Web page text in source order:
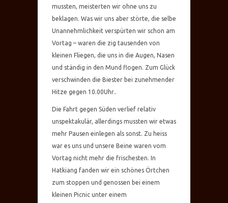
mussten, meisterten wir ohne uns zu
beklagen. Was wir uns aber störte, die selbe
Unannehmlichkeit verspürten wir schon am
Vortag – waren die zig tausenden von
kleinen Fliegen, die uns in die Augen, Nasen
und ständig in den Mund flogen. Zum Glück
verschwinden die Biester bei zunehmender
Hitze gegen 10.00Uhr..
Die Fahrt gegen Süden verlief relativ
unspektakulär, allerdings mussten wir etwas
mehr Pausen einlegen als sonst. Zu heiss
war es uns und unsere Beine waren vom
Vortag nicht mehr die frischesten. In
Hatkiang fanden wir ein schönes Örtchen
zum stoppen und genossen bei einem
kleinen Picnic unter einem